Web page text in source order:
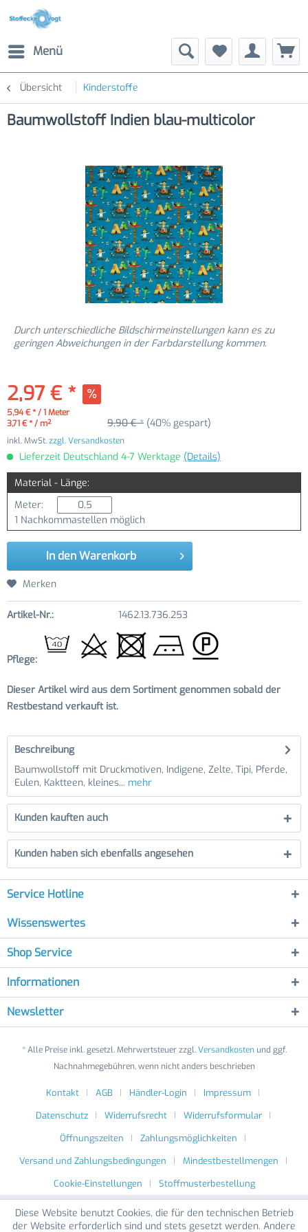
Menü
Übersicht Kinderstoffe
Baumwollstoff Indien blau-multicolor
Durch unterschiedliche Bildschirmeinstellungen kann es zu
geringen Abweichungen in der Farbdarstellung kommen.
2,97 € *
5,94 € * / 1 Meter
3,71 € * / m²
9,90 € * (40% gespart)
inkl. MwSt.zzgl. Versandkosten
Lieferzeit Deutschland 4-7 Werktage (Details)
Material - Länge:
Meter:
1 Nachkommastellen möglich
In den Warenkorb
Merken
Artikel-Nr.: 1462.13.736.253
Pflege:
Dieser Artikel wird aus dem Sortiment genommen sobald der
Restbestand verkauft ist.
Beschreibung
Baumwollstoff mit Druckmotiven, Indigene, Zelte, Tipi, Pferde,
Eulen, Kaktteen, kleines... mehr
Kunden kauften auch
Kunden haben sich ebenfalls angesehen
Service Hotline
Wissenswertes
Shop Service
Informationen
Newsletter
* Alle Preise inkl. gesetzl. Mehrwertsteuer zzgl.Versandkostenund ggf.
Nachnahmegebühren, wenn nicht anders beschrieben
Kontakt AGB Händler-Login
Impressum
Datenschutz
Widerrufsrecht
Widerrufsformular
Öffnungszeiten
Zahlungsmöglichkeiten
Versand und Zahlungsbedingungen
Mindestbestellmengen
Cookie-Einstellungen
Stoffmusterbestellung
Diese Website benutzt Cookies, die für den technischen Betrieb
der Website erforderlich sind und stets gesetzt werden. Andere